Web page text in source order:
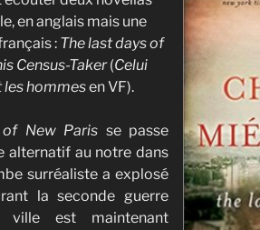
en anglais mais une
: The last days of
Census-Taker(Celui
hommesen VF).
New Paris se passe
alternatif au notre dans
surréaliste a explosé
la seconde guerre
ville est maintenant